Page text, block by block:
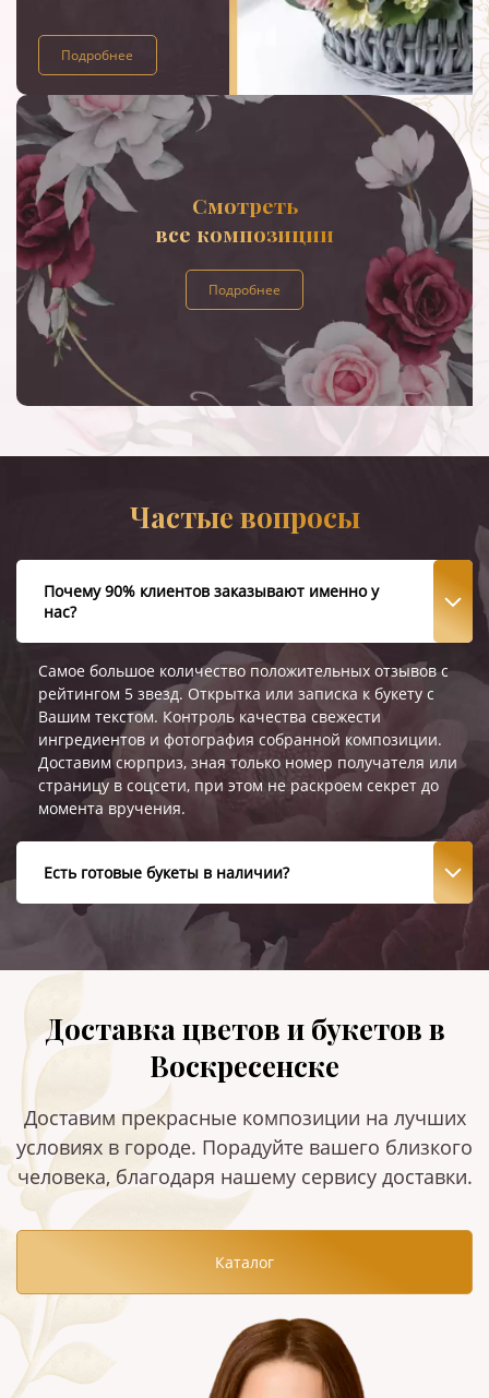
Подробнее
Смотреть
все композиции
Подробнее
Частые вопросы
Почему 90% клиентов заказывают именно у
нас?
Самое большое количество положительных отзывов с
рейтингом 5 звезд. Открытка или записка к букету с
Вашим текстом. Контроль качества свежести
ингредиентов и фотография собранной композиции.
Доставим сюрприз, зная только номер получателя или
страницу в соцсети, при этом не раскроем секрет до
момента вручения.
Есть готовые букеты в наличии?
Доставка цветов и букетов в
Воскресенске
Доставим прекрасные композиции на лучших
условиях в городе. Порадуйте вашего близкого
человека, благодаря нашему сервису доставки.
Каталог